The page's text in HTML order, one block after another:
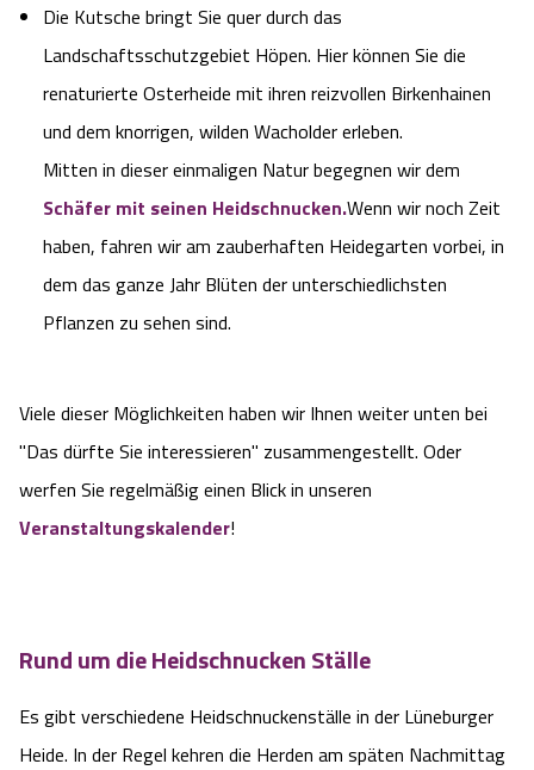
Die Kutsche bringt Sie quer durch das
Landschaftsschutzgebiet Höpen. Hier können Sie die
renaturierte Osterheide mit ihren reizvollen Birkenhainen
und dem knorrigen, wilden Wacholder erleben.
Mitten in dieser einmaligen Natur begegnen wir dem
Schäfer mit seinen Heidschnucken.Wenn wir noch Zeit
haben, fahren wir am zauberhaften Heidegarten vorbei, in
dem das ganze Jahr Blüten der unterschiedlichsten
Pflanzen zu sehen sind.
Viele dieser Möglichkeiten haben wir Ihnen weiter unten bei
"Das dürfte Sie interessieren" zusammengestellt. Oder
werfen Sie regelmäßig einen Blick in unseren
Veranstaltungskalender!
Rund um die Heidschnucken Ställe
Es gibt verschiedene Heidschnuckenställe in der Lüneburger
Heide. In der Regel kehren die Herden am späten Nachmittag